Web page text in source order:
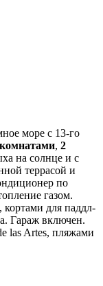
море с 13-го
, 2
на солнце и с
террасой и
по
газом.
для паддл-
Гараж включен.
las Artes, пляжами